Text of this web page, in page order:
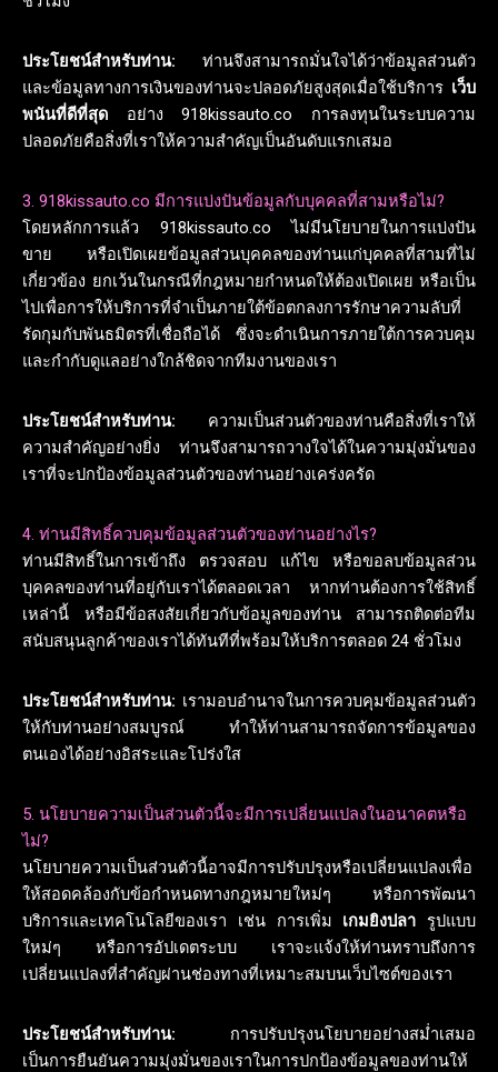
ประโยชน์สำหรับท่าน: ท่านจึงสามารถมั่นใจได้ว่าข้อมูลส่วนตัว
และข้อมูลทางการเงินของท่านจะปลอดภัยสูงสุดเมื่อใช้บริการ เว็บ
พนันที่ดีที่สุด อย่าง 918kissauto.co การลงทุนในระบบความ
ปลอดภัยคือสิ่งที่เราให้ความสำคัญเป็นอันดับแรกเสมอ
3. 918kissauto.co มีการแบ่งปันข้อมูลกับบุคคลที่สามหรือไม่?
โดยหลักการแล้ว 918kissauto.co ไม่มีนโยบายในการแบ่งปัน
ขาย หรือเปิดเผยข้อมูลส่วนบุคคลของท่านแก่บุคคลที่สามที่ไม่
เกี่ยวข้อง ยกเว้นในกรณีที่กฎหมายกำหนดให้ต้องเปิดเผย หรือเป็น
ไปเพื่อการให้บริการที่จำเป็นภายใต้ข้อตกลงการรักษาความลับที่
รัดกุมกับพันธมิตรที่เชื่อถือได้ ซึ่งจะดำเนินการภายใต้การควบคุม
และกำกับดูแลอย่างใกล้ชิดจากทีมงานของเรา
ประโยชน์สำหรับท่าน: ความเป็นส่วนตัวของท่านคือสิ่งที่เราให้
ความสำคัญอย่างยิ่ง ท่านจึงสามารถวางใจได้ในความมุ่งมั่นของ
เราที่จะปกป้องข้อมูลส่วนตัวของท่านอย่างเคร่งครัด
4. ท่านมีสิทธิ์ควบคุมข้อมูลส่วนตัวของท่านอย่างไร?
ท่านมีสิทธิ์ในการเข้าถึง ตรวจสอบ แก้ไข หรือขอลบข้อมูลส่วน
บุคคลของท่านที่อยู่กับเราได้ตลอดเวลา หากท่านต้องการใช้สิทธิ์
เหล่านี้ หรือมีข้อสงสัยเกี่ยวกับข้อมูลของท่าน สามารถติดต่อทีม
สนับสนุนลูกค้าของเราได้ทันทีที่พร้อมให้บริการตลอด 24 ชั่วโมง
ประโยชน์สำหรับท่าน: เรามอบอำนาจในการควบคุมข้อมูลส่วนตัว
ให้กับท่านอย่างสมบูรณ์ ทำให้ท่านสามารถจัดการข้อมูลของ
ตนเองได้อย่างอิสระและโปร่งใส
5. นโยบายความเป็นส่วนตัวนี้จะมีการเปลี่ยนแปลงในอนาคตหรือ
ไม่?
นโยบายความเป็นส่วนตัวนี้อาจมีการปรับปรุงหรือเปลี่ยนแปลงเพื่อ
ให้สอดคล้องกับข้อกำหนดทางกฎหมายใหม่ๆ หรือการพัฒนา
บริการและเทคโนโลยีของเรา เช่น การเพิ่ม เกมยิงปลา รูปแบบ
ใหม่ๆ หรือการอัปเดตระบบ เราจะแจ้งให้ท่านทราบถึงการ
เปลี่ยนแปลงที่สำคัญผ่านช่องทางที่เหมาะสมบนเว็บไซต์ของเรา
ประโยชน์สำหรับท่าน: การปรับปรุงนโยบายอย่างสม่ำเสมอ
เป็นการยืนยันความมุ่งมั่นของเราในการปกป้องข้อมูลของท่านให้